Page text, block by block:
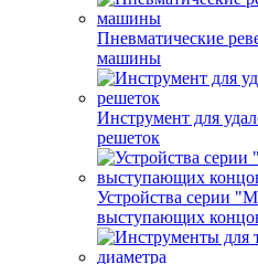
Пневматические
машины
Инструмент для
решеток
Устройства серии
выступающих